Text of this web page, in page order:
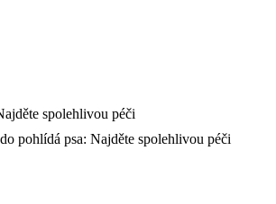
pohlídá psa: Najděte spolehlivou péči